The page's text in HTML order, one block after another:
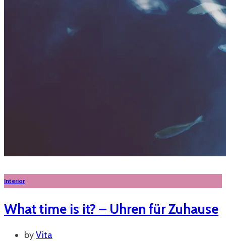
Interior
What time is it? – Uhren für Zuhause
byVita